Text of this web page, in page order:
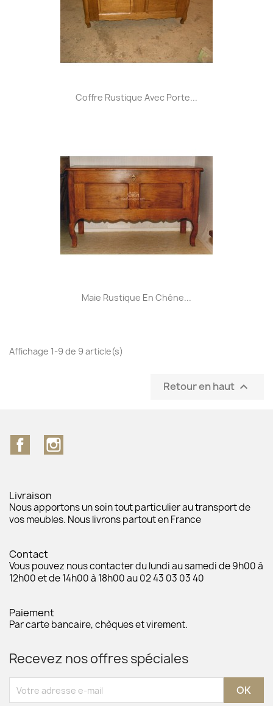
Coffre Rustique Avec Porte...
Maie Rustique En Chêne...
Affichage 1-9 de 9 article(s)
Retour en haut 
Facebook
Livraison
Nous apportons un soin tout particulier au transport de
vos meubles. Nous livrons partout en France
Contact
Vous pouvez nous contacter du lundi au samedi de 9h00 à
12h00 et de 14h00 à 18h00 au 02 43 03 03 40
Paiement
Par carte bancaire, chèques et virement.
Recevez nos offres spéciales